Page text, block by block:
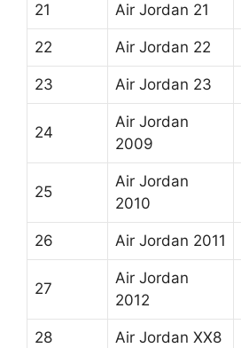
21 Air Jordan 21
22 Air Jordan 22
23 Air Jordan 23
24
Air Jordan
2009
25
Air Jordan
2010
26 Air Jordan 2011
27
Air Jordan
2012
28 Air Jordan XX8